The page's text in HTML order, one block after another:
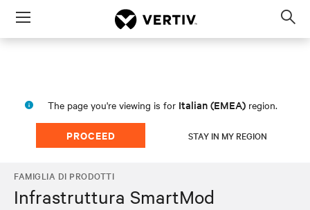
Menu
The page you're viewing is for Italian (EMEA) region.
PROCEED STAY IN MY REGION
FAMIGLIA DI PRODOTTI
Infrastruttura SmartMod